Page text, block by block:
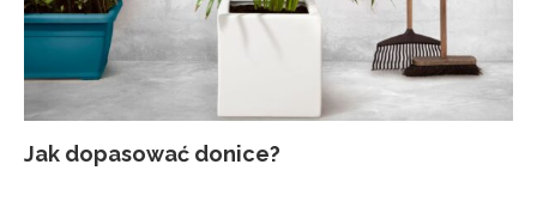
Jak dopasować donice?